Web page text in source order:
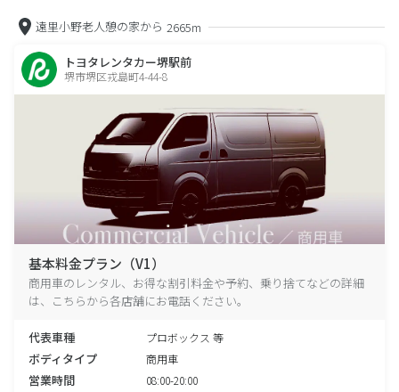
遠里小野老人憩の家から 2665m
トヨタレンタカー堺駅前
堺市堺区戎島町4-44-8
基本料金プラン（V1）
商用車のレンタル、お得な割引料金や予約、乗り捨てなどの詳細
は、こちらから各店舗にお電話ください。
代表車種 プロボックス 等
ボディタイプ 商用車
営業時間 08:00-20:00